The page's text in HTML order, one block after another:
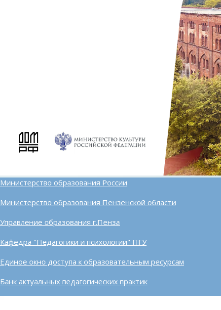
Министерство образования России
Министерство образования Пензенской области
Управление образования г.Пенза
Кафедра "Педагогики и психологии" ПГУ
Единое окно доступа к образовательным ресурсам
Банк актуальных педагогических практик